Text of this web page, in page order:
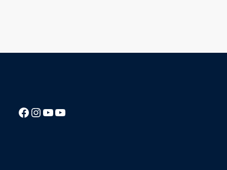
Посилання на Facebook сторінку ліцею
Instagram
Посилання на YouTube канал ліцеюПосилання на YouTube канал ліцею